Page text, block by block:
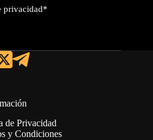
privacidad*
de Privacidad
y Condiciones